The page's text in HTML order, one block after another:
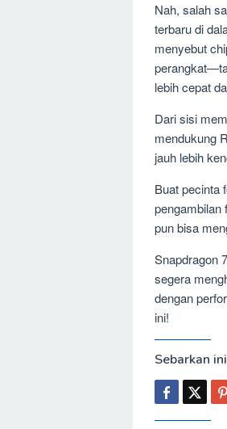
Nah, salah
terbaru di
menyebut
lebih cepat
Dari sisi
mendukung
jauh lebih
Buat pecinta
pengambilan
pun bisa
Snapdragon
segera
dengan
ini!
Sebarkan